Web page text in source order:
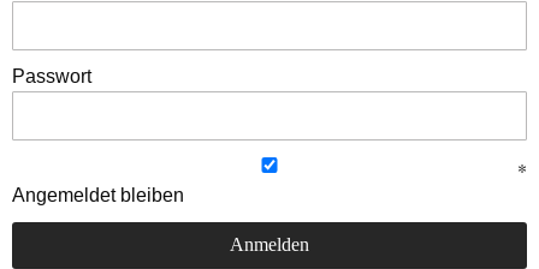
Passwort
Angemeldet bleiben